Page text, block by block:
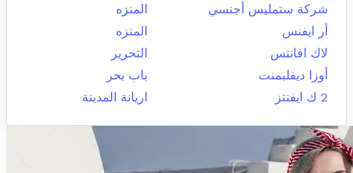
شركة ستمليس أجنسي
المنزه
أر ايفنس
المنزه
لاك افانتس
التحرير
أوزا ديفلبمنت
باب بحر
2 ك ايفنتز
اريانة المدينة